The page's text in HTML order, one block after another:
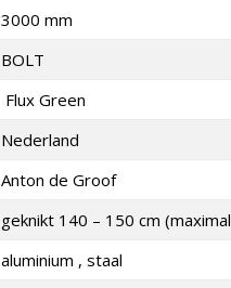
3000 mm
BOLT
Flux Green
Nederland
Anton de Groof
geknikt 140 – 150 cm
aluminium , staal